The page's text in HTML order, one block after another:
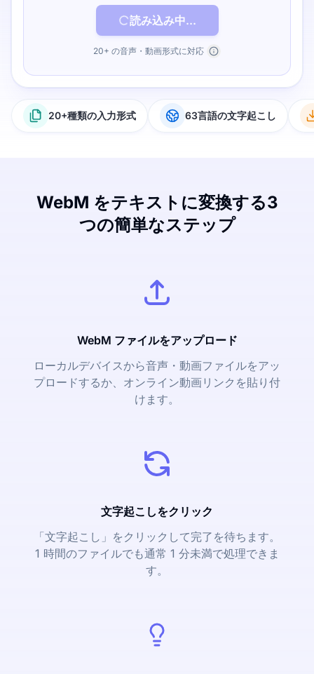
読み込み中...
20+ の音声・動画形式に対応
20+種類の入力形式 63言語の文字起こし
WebM をテキストに変換する3
つの簡単なステップ
WebM ファイルをアップロード
ローカルデバイスから音声・動画ファイルをアッ
プロードするか、オンライン動画リンクを貼り付
けます。
文字起こしをクリック
「文字起こし」をクリックして完了を待ちます。
1 時間のファイルでも通常 1 分未満で処理できま
す。